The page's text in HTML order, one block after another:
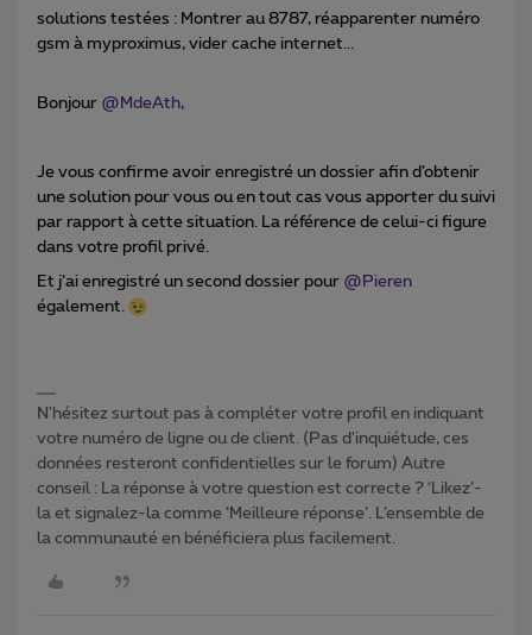
solutions testées : Montrer au 8787, réapparenter numéro
gsm à myproximus, vider cache internet...
Bonjour @MdeAth,
Je vous confirme avoir enregistré un dossier afin d’obtenir
une solution pour vous ou en tout cas vous apporter du suivi
par rapport à cette situation. La référence de celui-ci figure
dans votre profil privé.
Et j’ai enregistré un second dossier pour @Pieren
également.
N'hésitez surtout pas à compléter votre profil en indiquant
votre numéro de ligne ou de client. (Pas d'inquiétude, ces
données resteront confidentielles sur le forum) Autre
conseil : La réponse à votre question est correcte ? ‘Likez’-
la et signalez-la comme ‘Meilleure réponse’. L’ensemble de
la communauté en bénéficiera plus facilement.